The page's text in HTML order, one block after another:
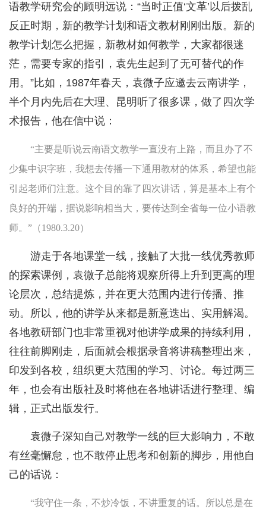
语教学研究会的顾明远说：“当时正值‘文革’以后拨乱
反正时期，新的教学计划和语文教材刚刚出版。新的
教学计划怎么把握，新教材如何教学，大家都很迷
茫，需要专家的指引，袁先生起到了无可替代的作
用。”比如，1987年春天，袁微子应邀去云南讲学，
半个月内先后在大理、昆明听了很多课，做了四次学
术报告，他在信中说：
“主要是听说云南语文教学一直没有上路，而且办了不
少集中识字班，我想去传播一下通用教材的体系，希望也能
引起老师们注意。这个目的靠了四次讲话，算是基本上有个
良好的开端，据说影响相当大，要传达到全省每一位小语教
师。”（1980.3.20）
游走于各地课堂一线，接触了大批一线优秀教师
的探索课例，袁微子总能将观察所得上升到更高的理
论层次，总结提炼，并在更大范围内进行传播、推
动。所以，他的讲学从来都是新意迭出、实用解渴。
各地教研部门也非常重视对他讲学成果的持续利用，
往往前脚刚走，后面就会根据录音将讲稿整理出来，
印发到各校，组织更大范围的学习、讨论。每过两三
年，也会有出版社及时将他在各地讲话进行整理、编
辑，正式出版发行。
袁微子深知自己对教学一线的巨大影响力，不敢
有丝毫懈怠，也不敢停止思考和创新的脚步，用他自
己的话说：
“我守住一条，不炒冷饭，不讲重复的话。所以总是在